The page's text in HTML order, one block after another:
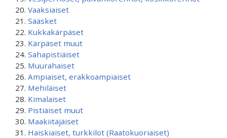
Vaaksiaiset
Sääsket
Kukkakärpäset
Kärpäset muut
Sahapistiäiset
Muurahaiset
Ampiaiset, erakkoampiaiset
Mehiläiset
Kimalaiset
Pistiäiset muut
Maakiitäjäiset
Haiskiaiset, turkkilot (Raatokuoriaiset)